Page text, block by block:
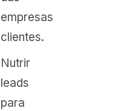
empresas
clientes.
Nutrir
leads
para